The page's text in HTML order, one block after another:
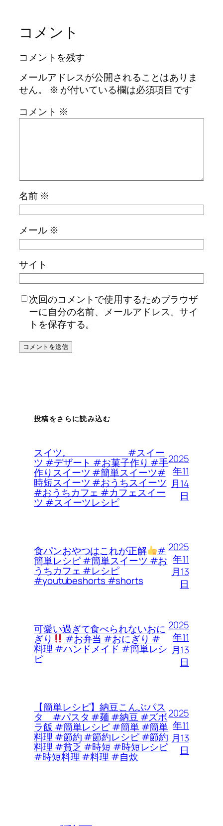
コメント
コメントを残す
メールアドレスが公開されることはありま
せん。
※ が付いている欄は必須項目です
コメント ※
名前 ※
メール ※
サイト
次回のコメントで使用するためブラウザ
ーに自分の名前、メールアドレス、サイ
トを保存する。
投稿をさらに読み込む
スイツ。 #スイー
ツ #デザート #お菓子作り #手
作りスイーツ #簡単スイーツ#
時短スイーツ #おうちスイーツ
#おうちカフェ #カフェスイー
ツ #スイーツレシピ
2025
年11
月14
日
食パンおやつはこれが正解 #
簡単レシピ #簡単スイーツ #お
うちカフェ #レシピ
#youtubeshorts #shorts
2025
年11
月13
日
可愛い過ぎて食べられないおに
ぎり #お弁当 #おにぎり #
料理 #ハンドメイド #簡単レシ
ピ
2025
年11
月13
日
【簡単レシピ】納豆こんぶパス
タ #パスタ #麺 #納豆 #ズボ
ラ飯 #簡単レシピ #簡単 #簡単
料理 #節約 #節約レシピ #節約
料理 #貧乏 #時短 #時短レシピ
#時短料理 #料理 #自炊
2025
年11
月13
日